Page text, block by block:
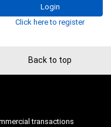
# 38/1000
Login
Click here to register
Back to top
transactions